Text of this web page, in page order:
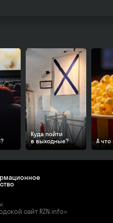
Куда пойти
в выходные?
А что
сайт RZN.info»